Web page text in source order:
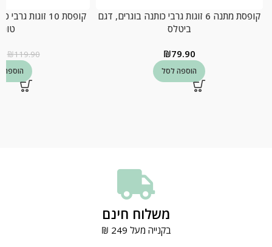
קופסת מתנה 6 זוגות גרבי כותנה בוגרים, דגם
ביטלס
₪79.90
הוספה לסל
קופסת 10 זוגות
₪119.90
הוספה
משלוח חינם
בקנייה מעל 249 ₪